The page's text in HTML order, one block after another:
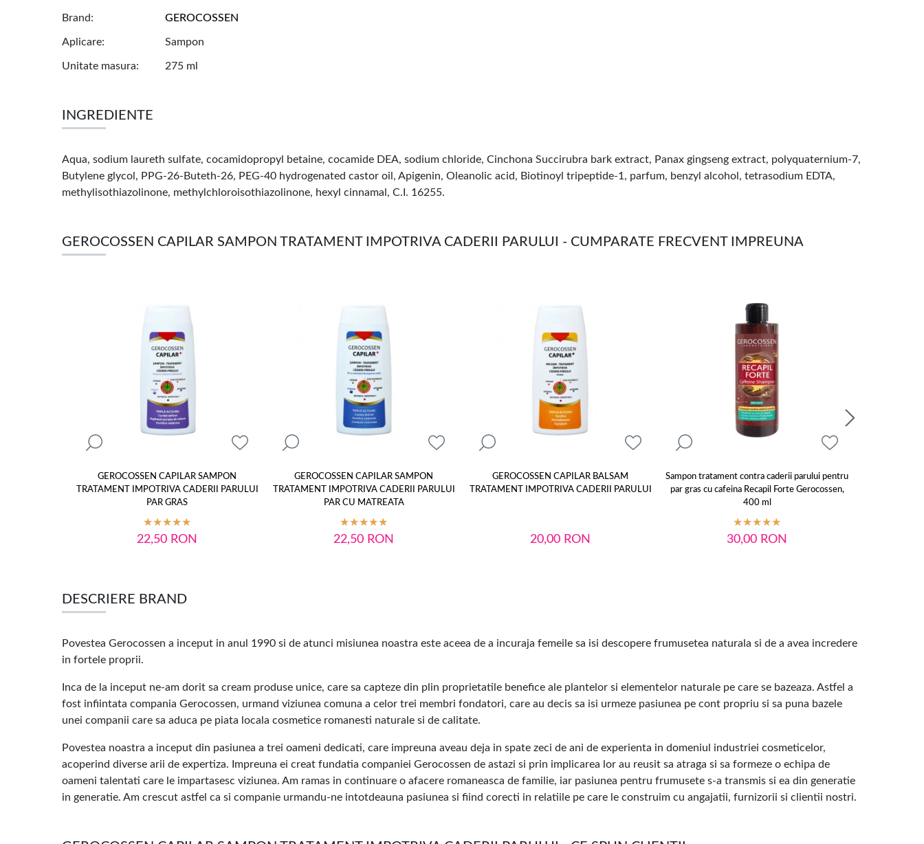
Brand GEROCOSSEN
Aplicare Sampon
Unitate masura 275 ml
INGREDIENTE
Aqua, sodium laureth sulfate, cocamidopropyl betaine, cocamide DEA, sodium chloride, Cinchona Succirubra bark extract, Panax gingseng extract, polyquaternium-7,
Butylene glycol, PPG-26-Buteth-26, PEG-40 hydrogenated castor oil, Apigenin, Oleanolic acid, Biotinoyl tripeptide-1, parfum, benzyl alcohol, tetrasodium EDTA,
methylisothiazolinone, methylchloroisothiazolinone, hexyl cinnamal, C.I. 16255.
GEROCOSSEN CAPILAR SAMPON TRATAMENT IMPOTRIVA CADERII PARULUI - CUMPARATE FRECVENT IMPREUNA
GEROCOSSEN CAPILAR SAMPON
TRATAMENT IMPOTRIVA CADERII PARULUI
PAR GRAS
22,50 RON
GEROCOSSEN CAPILAR SAMPON
TRATAMENT IMPOTRIVA CADERII PARULUI
PAR CU MATREATA
22,50 RON
GEROCOSSEN CAPILAR BALSAM
TRATAMENT IMPOTRIVA CADERII PARULUI
20,00 RON
Sampon tratament contra caderii parului pentru
par gras cu cafeina Recapil Forte Gerocossen,
400 ml
30,00 RON
DESCRIERE BRAND
Povestea Gerocossen a inceput in anul 1990 si de atunci misiunea noastra este aceea de a incuraja femeile sa isi descopere frumusetea naturala si de a avea incredere
in fortele proprii.
Inca de la inceput ne-am dorit sa cream produse unice, care sa capteze din plin proprietatile benefice ale plantelor si elementelor naturale pe care se bazeaza. Astfel a
fost infiintata compania Gerocossen, urmand viziunea comuna a celor trei membri fondatori, care au decis sa isi urmeze pasiunea pe cont propriu si sa puna bazele
unei companii care sa aduca pe piata locala cosmetice romanesti naturale si de calitate.
Povestea noastra a inceput din pasiunea a trei oameni dedicati, care impreuna aveau deja in spate zeci de ani de experienta in domeniul industriei cosmeticelor,
acoperind diverse arii de expertiza. Impreuna ei creat fundatia companiei Gerocossen de astazi si prin implicarea lor au reusit sa atraga si sa formeze o echipa de
oameni talentati care le impartasesc viziunea. Am ramas in continuare o afacere romaneasca de familie, iar pasiunea pentru frumusete s-a transmis si ea din generatie
in generatie. Am crescut astfel ca si companie urmandu-ne intotdeauna pasiunea si fiind corecti in relatiile pe care le construim cu angajatii, furnizorii si clientii nostri.